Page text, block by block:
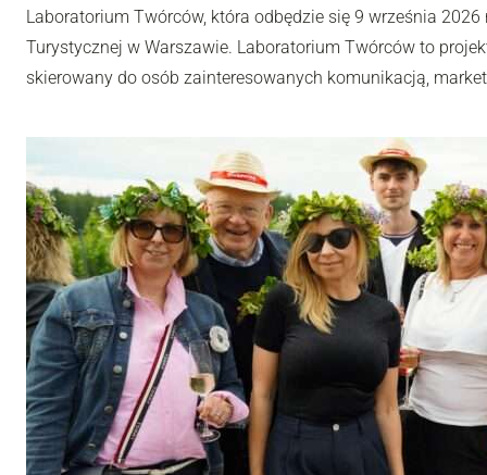
Laboratorium Twórców, która odbędzie się 9 września
Turystycznej w Warszawie. Laboratorium Twórców to
skierowany do osób zainteresowanych komunikacją,